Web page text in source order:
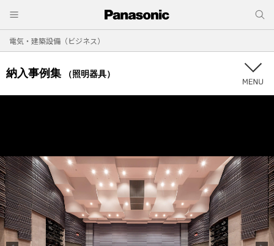
電気・建築設備（ビジネス）
納入事例集 （照明器具）